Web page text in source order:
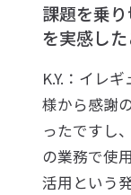
課題を乗
を実感し
K.Y.：イレ
様から感謝
ったですし
の業務で使
活用という